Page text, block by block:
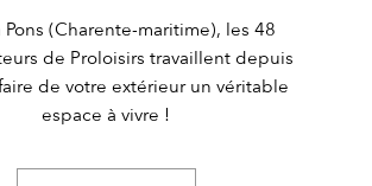
Pons (Charente-maritime), les 48
de Proloisirs travaillent depuis
de votre extérieur un véritable
espace à vivre !